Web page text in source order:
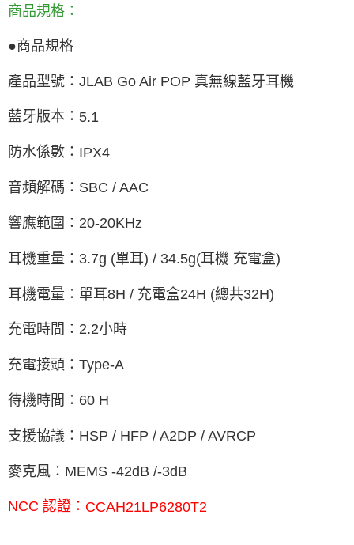
商品規格：
●商品規格
產品型號： JLAB Go Air POP 真無線藍牙耳機
藍牙版本： 5.1
防水係數： IPX4
音頻解碼： SBC / AAC
響應範圍： 20-20KHz
耳機重量： 3.7g (單耳) / 34.5g(耳機 充電盒)
耳機電量：單耳8H / 充電盒24H (總共32H)
充電時間： 2.2小時
充電接頭： Type-A
待機時間： 60 H
支援協議： HSP / HFP / A2DP / AVRCP
麥克風： MEMS -42dB /-3dB
NCC 認證： CCAH21LP6280T2